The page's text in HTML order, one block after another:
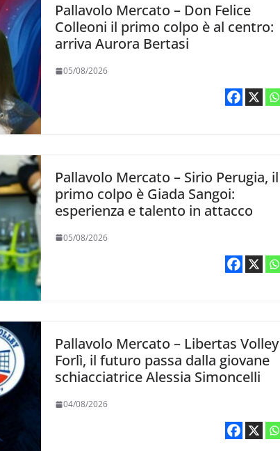
Pallavolo Mercato – Don Felice
Colleoni il primo colpo è al centro:
arriva Aurora Bertasi
05/08/2026
Pallavolo Mercato – Sirio Perugia, il
primo colpo è Giada Sangoi:
esperienza e talento in attacco
05/08/2026
Pallavolo Mercato – Libertas Volley
Forlì, il futuro passa dalla giovane
schiacciatrice Alessia Simoncelli
04/08/2026